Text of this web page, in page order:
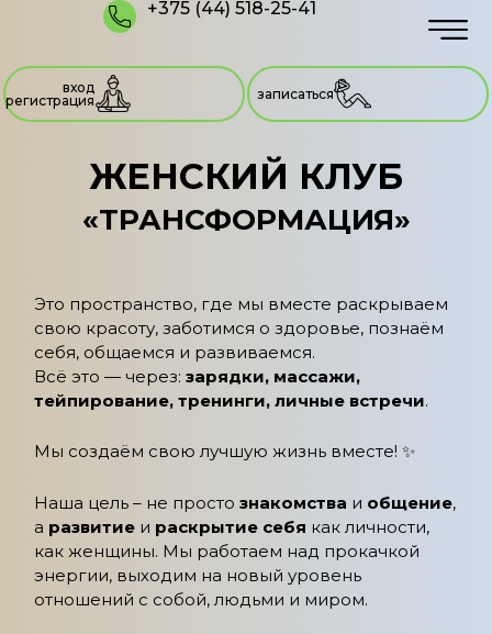
+375 (44) 518-25-41
вход
регистрация
записаться
ЖЕНСКИЙ КЛУБ
«ТРАНСФОРМАЦИЯ»
Это пространство, где мы вместе раскрываем
свою красоту, заботимся о здоровье, познаём
себя, общаемся и развиваемся.
Всё это — через:зарядки, массажи,
тейпирование, тренинги, личные встречи.
Мы создаём свою лучшую жизнь вместе! ✨
Наша цель – не простознакомства и общение,
а развитие и раскрытие себя как личности,
как женщины. Мы работаем над прокачкой
энергии, выходим на новый уровень
отношений с собой, людьми и миром.